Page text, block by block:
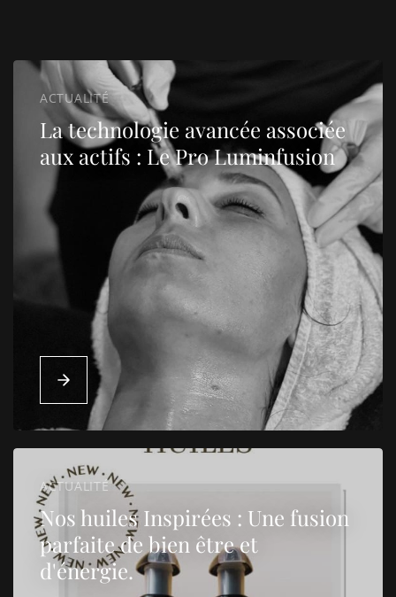
ACTUALITÉ
La technologie avancée associée
aux actifs : Le Pro Luminfusion
ACTUALITÉ
Nos huiles Inspirées : Une fusion
parfaite de bien être et
d'énergie.